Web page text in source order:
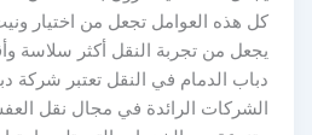
كل هذه العوامل تجعل من اختيار ونيت
يجعل من تجربة النقل أكثر سلاسة
دباب الدمام في النقل تعتبر شركة
الشركات الرائدة في مجال نقل